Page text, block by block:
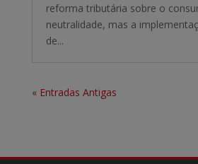
reforma tributária sobre o
neutralidade, mas a
de...
« Entradas Antigas